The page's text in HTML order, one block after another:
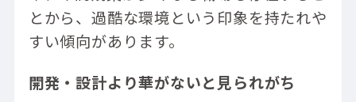
とから、過酷な環境という印象を持たれや
すい傾向があります。
開発・設計より華がないと見られがち